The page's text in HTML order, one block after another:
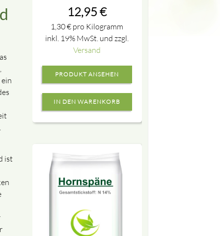
ist
12,95€
1,30€ pro Kilogramm
inkl. 19% MwSt. und zzgl.
Versand
PRODUKT ANSEHEN